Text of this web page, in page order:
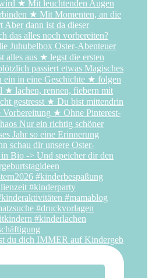
du dich IMMER auf Kindergeb